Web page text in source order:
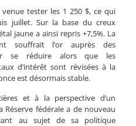
venue tester les 1 250 $, ce qui
juillet. Sur la base du creux
jaune a ainsi repris +7,5%. La
souffrait l’or auprès des
se réduire alors que les
d’intérêt sont révisées à la
est désormais stable.
et à la perspective d’un
fédérale a de nouveau
au sujet de sa politique